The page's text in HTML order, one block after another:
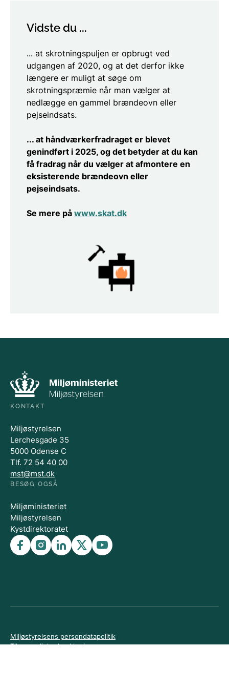
Vidste du ...
... at skrotningspuljen er opbrugt ved
udgangen af 2020, og at det derfor ikke
længere er muligt at søge om
skrotningspræmie når man vælger at
nedlægge en gammel brændeovn eller
pejseindsats.
... at håndværkerfradraget er blevet
genindført i 2025, og det betyder at du kan
få fradrag når du vælger at afmontere en
eksisterende brændeovn eller
pejseindsats.
Se mere på www.skat.dk
KONTAKT
Miljøstyrelsen
Lerchesgade 35
5000 Odense C
Tlf. 72 54 40 00
mst@mst.dk
BESØG OGSÅ
Miljøministeriet
Miljøstyrelsen
Kystdirektoratet
Miljøstyrelsens persondatapolitik
Tilgængelighedserklæring